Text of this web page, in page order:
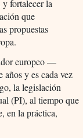
y fortalecer la
que
propuestas
europeo —
y es cada vez
la legislación
(PI), al tiempo que
en la práctica,